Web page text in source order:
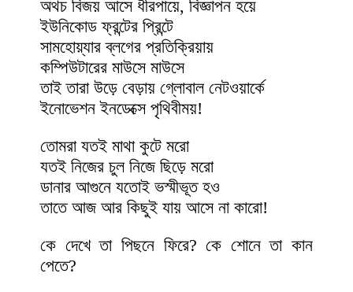
অথচ বিজয় আসে ধীরপায়ে, বিজ্ঞাপন হয়ে
ইউনিকোড ফ্রন্টের প্রিন্টে
সামহোয়্যার ব্লগের প্রতিক্রিয়ায়
কম্পিউটারের মাউসে মাউসে
তাই তারা উড়ে বেড়ায় গ্লোবাল নেটওয়ার্কে
ইনোভেশন ইনডেক্সে পৃথিবীময়!
তোমরা যতই মাথা কুটে মরো
যতই নিজের চুল নিজে ছিড়ে মরো
ডানার আগুনে যতোই ভস্মীভূত হও
তাতে আজ আর কিছুই যায় আসে না কারো!
কে দেখে তা পিছনে ফিরে? কে শোনে তা কান
পেতে?